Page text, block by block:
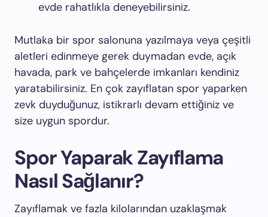
evde rahatlıkla deneyebilirsiniz.
Mutlaka bir spor salonuna yazılmaya veya çeşitli
aletleri edinmeye gerek duymadan evde, açık
havada, park ve bahçelerde imkanları kendiniz
yaratabilirsiniz. En çok zayıflatan spor yaparken
zevk duyduğunuz, istikrarlı devam ettiğiniz ve
size uygun spordur.
Spor Yaparak Zayıflama
Nasıl Sağlanır?
Zayıflamak ve fazla kilolarından uzaklaşmak